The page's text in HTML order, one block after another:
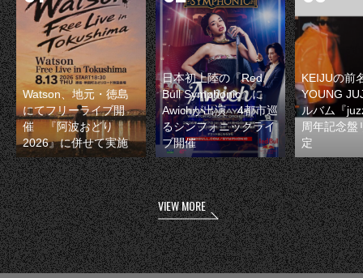
Watson、地元・徳島
にてフリーライブ開
催 『阿波おどり
2026』に併せて実施
日本初上陸の『Red
Bull Symphonic』に
Awichが出演 4都市巡
るシンフォニックライ
ブ開催
KEIJUの前
YOUNG
ルバム『
周年記念盤
定
VIEW MORE